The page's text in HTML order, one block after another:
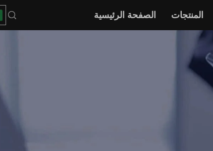
الصفحة الرئيسية المنتجات